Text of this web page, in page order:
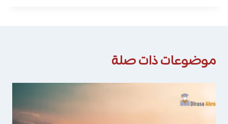
موضوعات ذات صلة